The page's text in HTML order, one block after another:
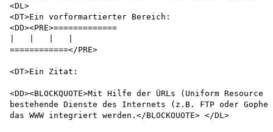
<DL>
<DT>Ein vorformartierter Bereich:
<DD><PRE>=============
============</PRE>
<DT>Ein Zitat:
<DD><BLOCKQUOTE>Mit Hilfe der ÜRLs (Uniform
bestehende Dienste des Internets (z.B. FTP oder
das WWW integriert werden.</BLOCKOUOTE> </DL>